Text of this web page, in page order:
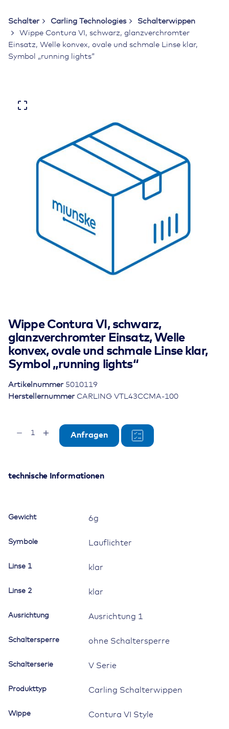
Schalter Carling Technologies
Schalterwippen
Wippe Contura VI, schwarz, glanzverchromter
Einsatz, Welle konvex, ovale und schmale Linse klar,
Symbol „running lights“
Wippe Contura VI, schwarz,
glanzverchromter Einsatz, Welle
konvex, ovale und schmale Linse klar,
Symbol „running lights“
Herstellernummer CARLING VTL43CCMA-100
Artikelnummer 5010119
glanzverchromter
ovale
schmale
klar,
"running
Menge
Anfragen
technische Informationen
Gewicht 6g
Symbole Lauflichter
Linse 1 klar
Linse 2 klar
Ausrichtung Ausrichtung 1
Schaltersperre ohne Schaltersperre
Schalterserie V Serie
Produkttyp Carling Schalterwippen
Wippe Contura VI Style